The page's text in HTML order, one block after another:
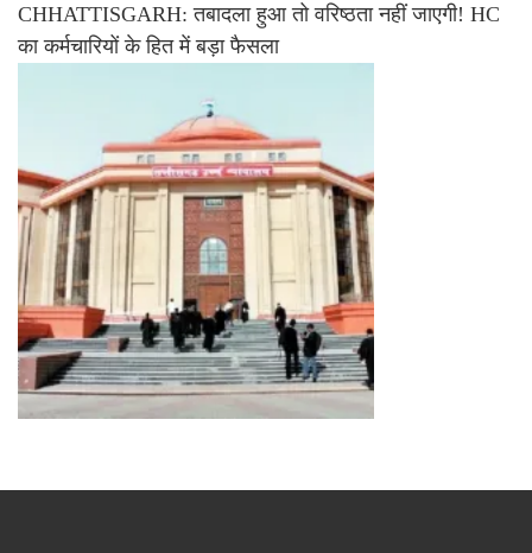
CHHATTISGARH: तबादला हुआ तो वरिष्ठता नहीं जाएगी! HC
का कर्मचारियों के हित में बड़ा फैसला